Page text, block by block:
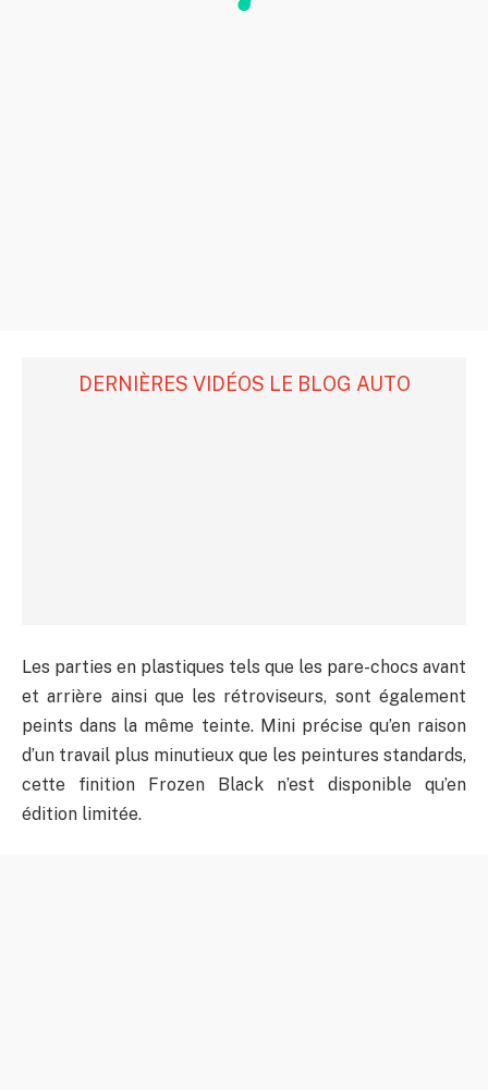
DERNIÈRES VIDÉOS LE BLOG AUTO
Les parties en plastiques tels que les pare-chocs avant
et arrière ainsi que les rétroviseurs, sont également
peints dans la même teinte. Mini précise qu’en raison
d’un travail plus minutieux que les peintures standards,
cette finition Frozen Black n’est disponible qu’en
édition limitée.